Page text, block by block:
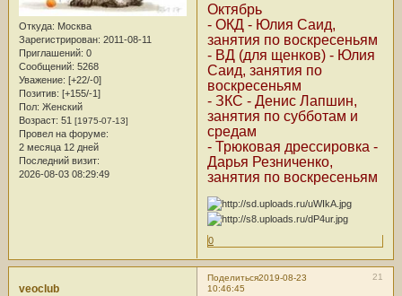
Откуда: Москва
Зарегистрирован: 2011-08-11
Приглашений: 0
Сообщений: 5268
Уважение: [+22/-0]
Позитив: [+155/-1]
Пол: Женский
Возраст: 51 [1975-07-13]
Провел на форуме:
2 месяца 12 дней
Последний визит:
2026-08-03 08:29:49
Октябрь
- ОКД - Юлия Саид,
занятия по воскресеньям
- ВД (для щенков) - Юлия
Саид, занятия по
воскресеньям
- ЗКС - Денис Лапшин,
занятия по субботам и
средам
- Трюковая дрессировка -
Дарья Резниченко,
занятия по воскресеньям
0
Поделиться 21
2019-08-23
10:46:45
veoclub